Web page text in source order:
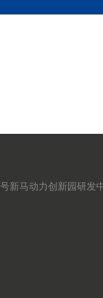
新马动力创新园研发